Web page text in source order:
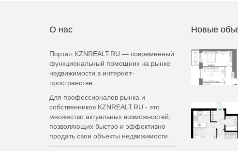
О нас
Портал KZNREALT.RU — современный
функциональный помощник на рынке
недвижимости в интернет-
пространстве.
Для профессионалов рынка и
собственников KZNREALT.RU - это
множество актуальных возможностей,
позволяющих быстро и эффективно
продать свои объекты недвижимости.
Новые